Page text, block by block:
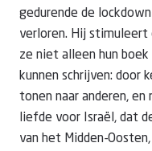
gedurende de
verloren. Hij stimuleert
ze niet alleen hun
kunnen schrijven: door
tonen naar anderen,
liefde voor Israël, dat
van het Midden-